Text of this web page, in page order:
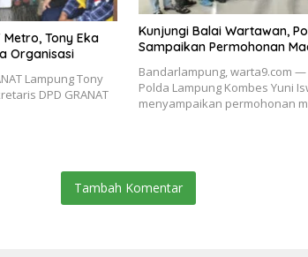
Metro, Tony Eka
Organisasi
Lampung Tony
DPD GRANAT
Kunjungi Balai Wartawan,
Sampaikan Permohonan
Bandarlampung, warta9.com —
Polda Lampung Kombes Yuni
menyampaikan permohonan
Tambah Komentar